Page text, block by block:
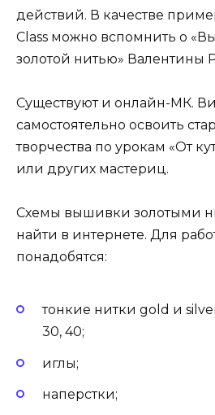
действий. В качестве
Class можно вспомнить о
золотой нитью» Валентины
Существуют и онлайн-МК.
самостоятельно освоить
творчества по урокам «От
или других мастериц.
Схемы вышивки золотыми
найти в интернете. Для
понадобятся:
тонкие нитки gold и
30, 40;
иглы;
наперстки;